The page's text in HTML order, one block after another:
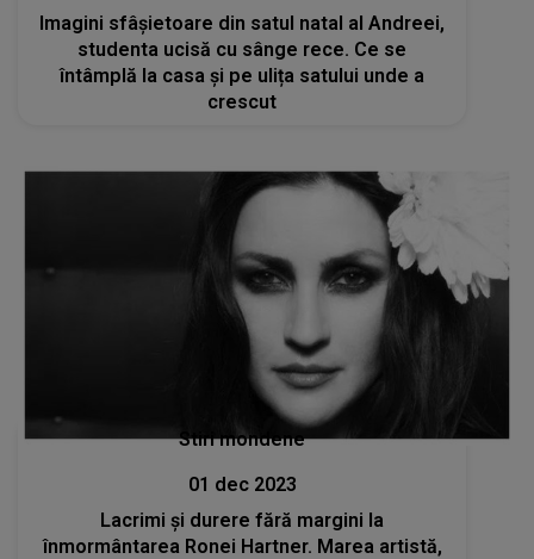
Imagini sfâșietoare din satul natal al Andreei,
studenta ucisă cu sânge rece. Ce se
întâmplă la casa și pe ulița satului unde a
crescut
Stiri mondene
01 dec 2023
Lacrimi şi durere fără margini la
înmormântarea Ronei Hartner. Marea artistă,